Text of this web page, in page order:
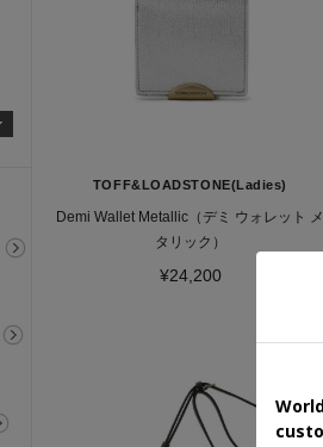
TOFF&LOADSTONE(Ladies)
Demi Wallet Metallic（デミ ウォレット メ
タリック）
¥24,200